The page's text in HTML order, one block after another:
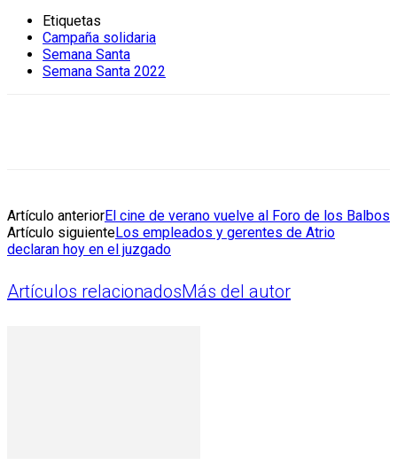
Etiquetas
Campaña solidaria
Semana Santa
Semana Santa 2022
Artículo anteriorEl cine de verano vuelve al Foro de los Balbos
Artículo siguienteLos empleados y gerentes de Atrio
declaran hoy en el juzgado
Artículos relacionadosMás del autor